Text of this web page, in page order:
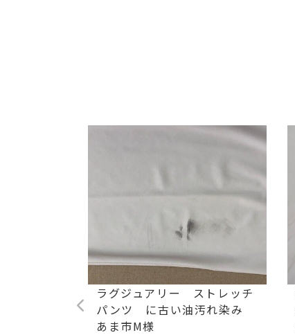
ラグジュアリー ストレッチ
パンツ に古い油汚れ染み
あま市M様